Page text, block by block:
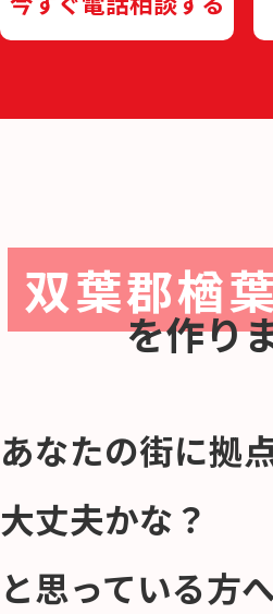
双葉郡楢
を作り
あなたの街に拠
大丈夫かな？
と思っている方